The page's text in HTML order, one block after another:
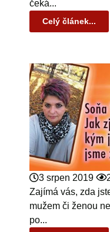
čeká...
Celý článek...
3 srpen 2019
Zajímá vás, zda
mužem či ženou
po...